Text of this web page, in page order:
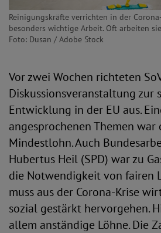
Reinigungskräfte verrichten in der
besonders wichtige Arbeit. Oft arbeiten
Foto: Dusan / Adobe Stock
Vor zwei Wochen richteten
Diskussionsveranstaltung zur
Entwicklung in der EU aus.
angesprochenen Themen war
Mindestlohn. Auch
Hubertus Heil (SPD) war zu
die Notwendigkeit von fairen
muss aus der Corona-Krise
sozial gestärkt hervorgehen.
allem anständige Löhne. Die